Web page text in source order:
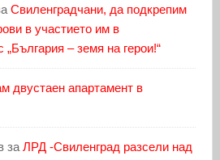
Свиленградчани, да подкрепим
в участието им в
„България – земя на герои!“
двустаен апартамент в
за ЛРД -Свиленград разсели над